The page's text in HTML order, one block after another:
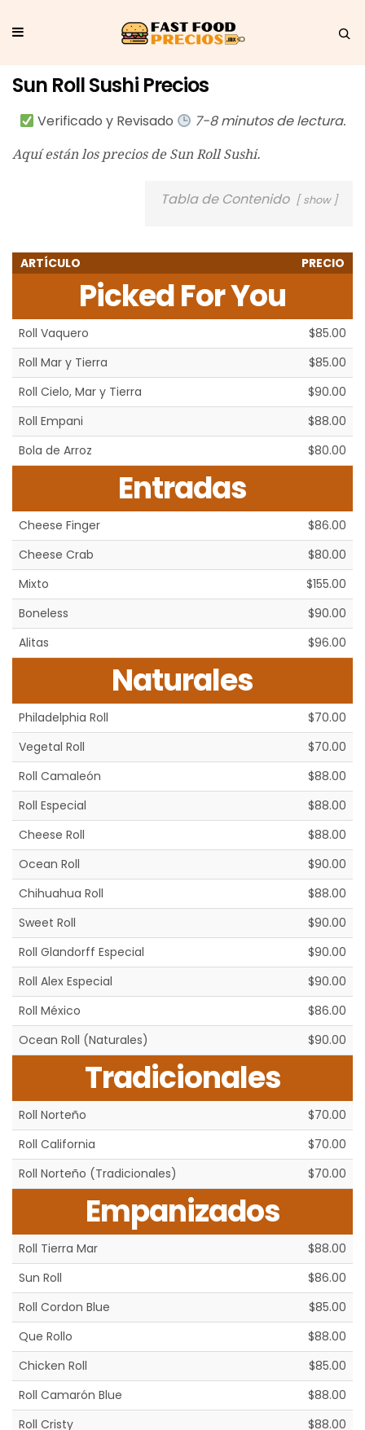
Sun Roll Sushi Precios
Verificado y Revisado 7-8 minutos de lectura.
Aquí están los precios de Sun Roll Sushi.
Tabla de Contenido show
ARTÍCULO PRECIO
Picked For You
Roll Vaquero
$85.00
Roll Mar y Tierra
$85.00
Roll Cielo, Mar y Tierra
$90.00
Roll Empani
$88.00
Bola de Arroz
$80.00
Entradas
Cheese Finger
$86.00
Cheese Crab
$80.00
Mixto
$155.00
Boneless
$90.00
Alitas
$96.00
Naturales
Philadelphia Roll
$70.00
Vegetal Roll
$70.00
Roll Camaleón
$88.00
Roll Especial
$88.00
Cheese Roll
$88.00
Ocean Roll
$90.00
Chihuahua Roll
$88.00
Sweet Roll
$90.00
Roll Glandorff Especial
$90.00
Roll Alex Especial
$90.00
Roll México
$86.00
Ocean Roll (Naturales)
$90.00
Tradicionales
Roll Norteño
$70.00
Roll California
$70.00
Roll Norteño (Tradicionales)
$70.00
Empanizados
Roll Tierra Mar
$88.00
Sun Roll
$86.00
Roll Cordon Blue
$85.00
Que Rollo
$88.00
Chicken Roll
$85.00
Roll Camarón Blue
$88.00
Roll Cristy
$88.00